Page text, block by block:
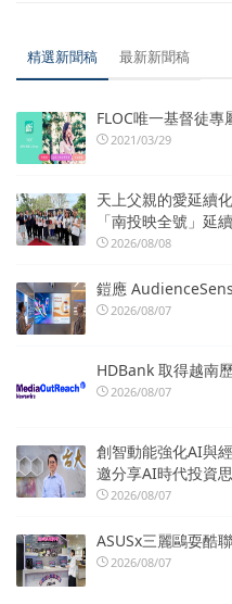
精選新聞稿 最新新聞稿
FLOC唯一基督徒
2021/03/29
天上父親的愛延續
「南投映全號」延
2026/08/08
鎧應
2026/08/07
HDBank 取得越南
2026/08/07
創智動能強化AI與
邀分享AI時代投資
2026/08/07
ASUSx三麗鷗耍酷
2026/08/07